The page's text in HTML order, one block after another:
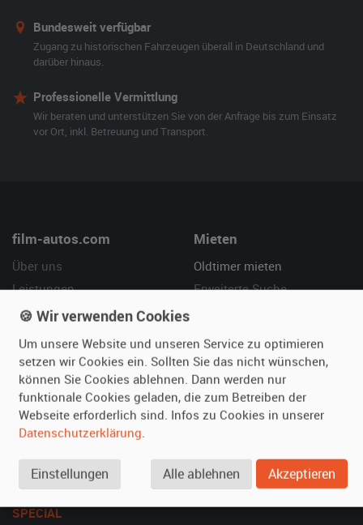
Bundesweit verfügbar
Zugang zu historischen Fahrzeugen überall in Deutschland und
darüber hinaus.
Professionelle Vermittlung
Wir beraten und unterstützen Sie von der Anfrage bis zum Einsatz
vor Ort, inkl. Betreuung und Transport.
film-autos.com
Über uns
Leistungen
Referenzen
Mieten
Oldtimer mieten
Erweiterte Suche
Vermieten
Oldtimer anmelden
Fotos senden
Inserat verwalten
Hilfe
Häufige Fragen (FAQ)
SPECIAL
🍪 Wir verwenden Cookies
Um unsere Website und unseren Service zu optimieren
setzen wir Cookies ein. Sollten Sie das nicht wünschen,
können Sie Cookies ablehnen. Dann werden nur
funktionale Cookies geladen, die zum Betreiben der
Webseite erforderlich sind. Infos zu Cookies in unserer
Datenschutzerklärung.
Einstellungen Alle ablehnen Akzeptieren